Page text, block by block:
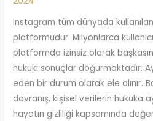
Instagram tüm dünyada
platformudur. Milyonlarca
platformda izinsiz olarak
hukuki sonuçlar doğurmaktadır.
eden bir durum olarak ele alınır.
davranış, kişisel verilerin hukuka
hayatın gizliliği kapsamında